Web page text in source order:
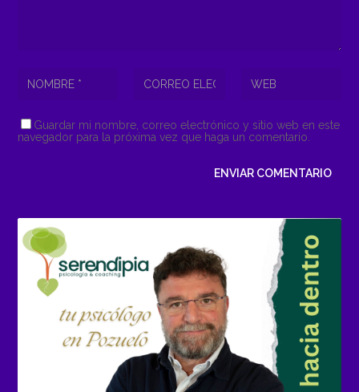
Guardar mi nombre, correo electrónico y sitio web en este
navegador para la próxima vez que haga un comentario.